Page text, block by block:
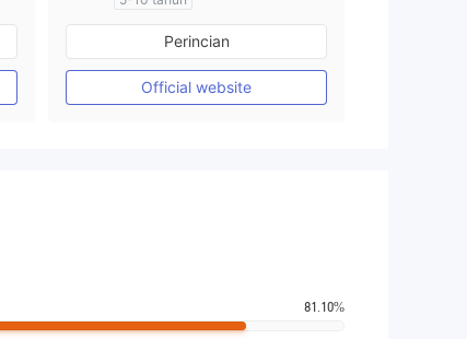
Diatur di Australia
Market Maker (MM)
Lisensi Penuh MT4
Perincian
Official website
81.10%